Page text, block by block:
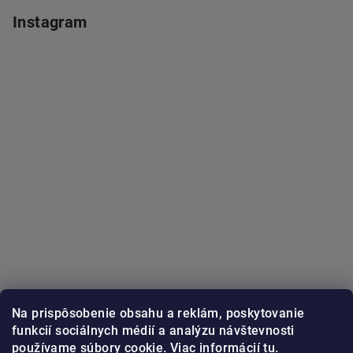
Na prispôsobenie obsahu a reklám, poskytovanie
funkcií sociálnych médií a analýzu návštevnosti
používame súbory cookie. Viac informáciítu.
Instagram